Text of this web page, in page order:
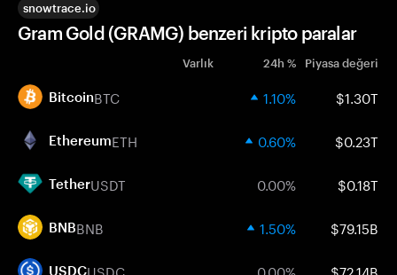
snowtrace.io
Gram Gold (GRAMG) benzeri kripto paralar
Varlık 24h % Piyasa değeri
BitcoinBTC 1.10% $1.30T
EthereumETH 0.60% $0.23T
TetherUSDT 0.00% $0.18T
BNBBNB 1.50% $79.15B
USDCUSDC 0.00% $72.14B